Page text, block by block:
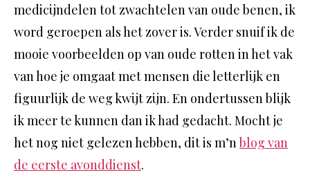
medicijndelen tot zwachtelen van oude benen, ik
word geroepen als het zover is. Verder snuif ik de
mooie voorbeelden op van oude rotten in het vak
van hoe je omgaat met mensen die letterlijk en
figuurlijk de weg kwijt zijn. En ondertussen blijk
ik meer te kunnen dan ik had gedacht. Mocht je
het nog niet gelezen hebben, dit is m’nblog van
de eerste avonddienst.